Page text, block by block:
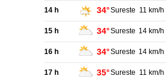
14 h 34°Sureste 11 km/h
15 h 34°Sureste 14 km/h
16 h 34°Sureste 14 km/h
17 h 35°Sureste 11 km/h